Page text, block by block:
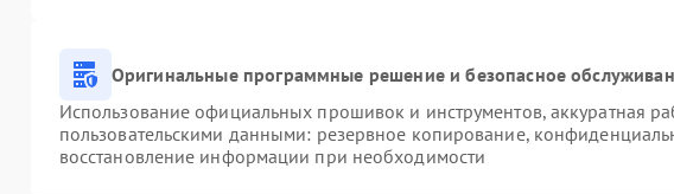
Оригинальные программные решение и безопасное
Использование официальных прошивок и инструментов, аккуратная
пользовательскими данными: резервное копирование,
восстановление информации при необходимости